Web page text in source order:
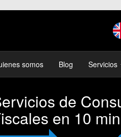
somos Blog Servicios
de
en 10